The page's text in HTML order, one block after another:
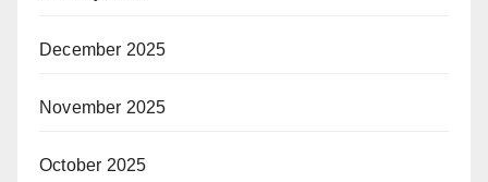
December 2025
November 2025
October 2025